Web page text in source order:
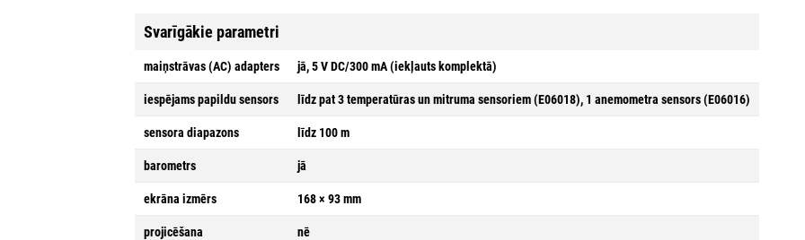
Svarīgākie parametri
maiņstrāvas (AC) adapters jā, 5 V DC/300 mA (iekļauts komplektā)
iespējams papildu sensors līdz pat 3 temperatūras un mitruma sensoriem (E06018), 1 anemometra sensors (E06016)
sensora diapazons līdz 100 m
barometrs jā
ekrāna izmērs 168 × 93 mm
projicēšana nē